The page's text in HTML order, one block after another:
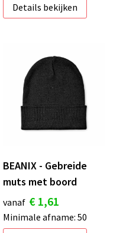
Details bekijken
BEANIX - Gebreide
muts met boord
vanaf € 1,61
Minimale afname: 50